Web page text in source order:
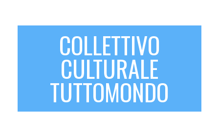
COLLETTIVO
CULTURALE
TUTTOMONDO